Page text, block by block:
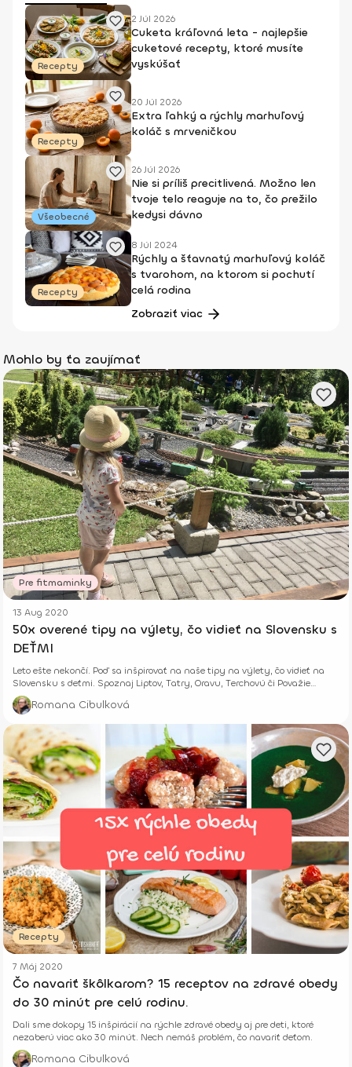
Recepty
2 Júl 2026
Cuketa kráľovná leta - najlepšie
cuketové recepty, ktoré musíte
vyskúšať
Recepty
20 Júl 2026
Extra ľahký a rýchly marhuľový
koláč s mrveničkou
Všeobecné
26 Júl 2026
Nie si príliš precitlivená. Možno len
tvoje telo reaguje na to, čo prežilo
kedysi dávno
Recepty
8 Júl 2024
Rýchly a šťavnatý marhuľový koláč
s tvarohom, na ktorom si pochutí
celá rodina
Zobraziť viac
Mohlo by ťa zaujímať
Pre fitmaminky
13 Aug 2020
50x overené tipy na výlety, čo vidieť na Slovensku s
DEŤMI
Leto ešte nekončí. Poď sa inšpirovať na naše tipy na výlety, čo vidieť na
Slovensku s deťmi. Spoznaj Liptov, Tatry, Oravu, Terchovú či Považie
bližšie.
Romana Cibulková
Recepty
7 Máj 2020
Čo navariť škôlkarom? 15 receptov na zdravé obedy
do 30 minút pre celú rodinu.
Dali sme dokopy 15 inšpirácií na rýchle zdravé obedy aj pre deti, ktoré
nezaberú viac ako 30 minút. Nech nemáš problém, čo navariť deťom.
Romana Cibulková